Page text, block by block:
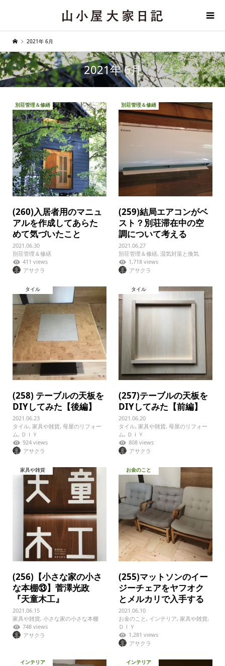
2021年 6月
2021年 6月
別荘管理＆修繕
(260)入居者用のマニュ
アルを作成してあらた
めて気づいたこと
2021.06.30
別荘管理＆修繕
411 views
アサクラ
別荘管理＆修繕
(259)結局エアコンがベ
スト？別荘滞在中の空
調について考える
2021.06.27
別荘管理＆修繕,湿気対策と換気
1,718 views
アサクラ
タイル
(258) テーブルの天板を
DIYしてみた【後編】
2021.06.23
タイル, 家具や雑貨, 母屋のリフォー
ム, ＤＩＹ
924 views
アサクラ
タイル
(257)テーブルの天板を
DIYしてみた【前編】
2021.06.20
タイル,家具や雑貨,母屋のリフォー
ム, ＤＩＹ
808 views
アサクラ
家具や雑貨
(256)【小さな家の小さ
な本棚⑬】菅澤光政
『天童木工』
2021.06.15
家具や雑貨, 小さな家の小さな本棚
748 views
アサクラ
お金のこと
(255)マットソンのイー
ジーチェアをヤフオク
とメルカリで入手する
2021.06.10
お金のこと , インテリア,家具や雑貨,
ＤＩＹ
1,281 views
アサクラ
インテリア インテリア